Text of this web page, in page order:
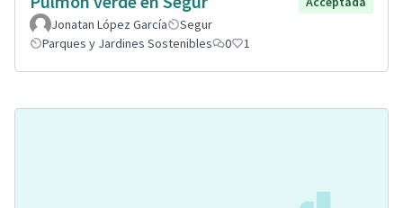
Jonatan López García
Segur
Parques y Jardines Sostenibles
0 1